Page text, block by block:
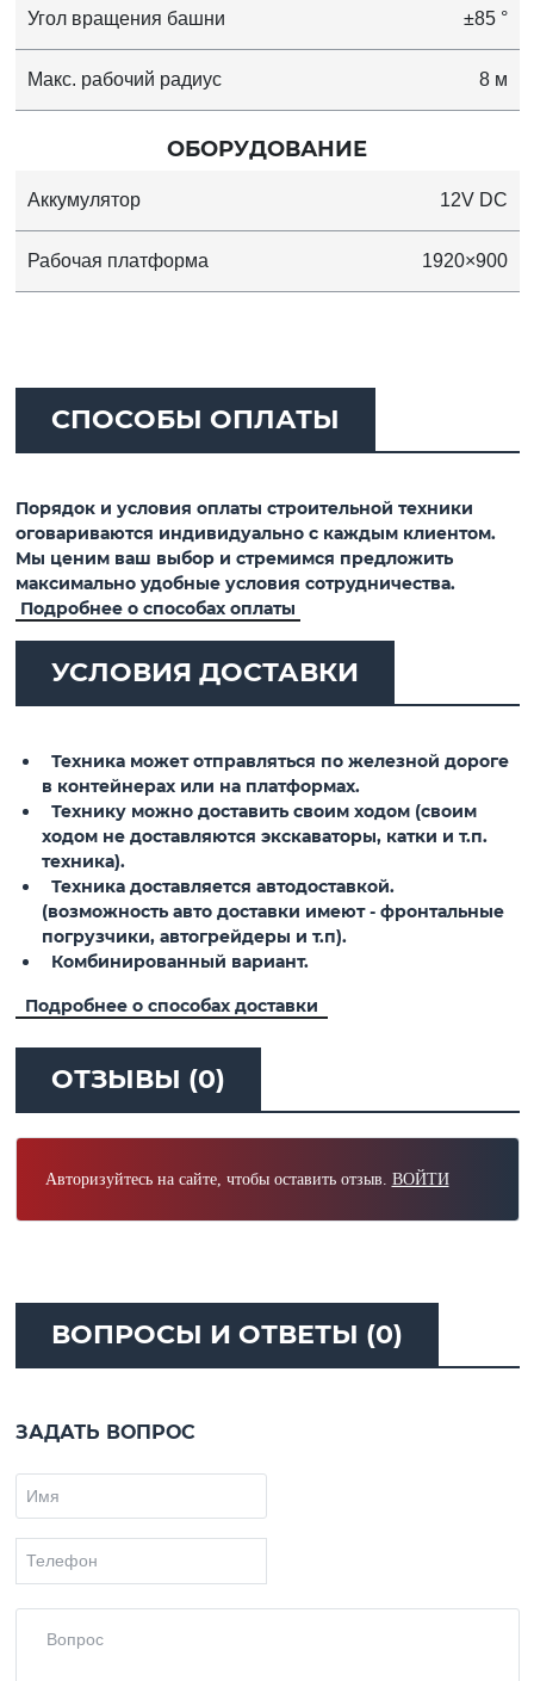
Угол вращения башни ±85 °
Макс. рабочий радиус 8 м
ОБОРУДОВАНИЕ
Аккумулятор 12V DC
Рабочая платформа 1920×900
СПОСОБЫ ОПЛАТЫ
Порядок и условия оплаты строительной техники
оговариваются индивидуально с каждым клиентом.
Мы ценим ваш выбор и стремимся предложить
максимально удобные условия сотрудничества.
Подробнее о способах оплаты
УСЛОВИЯ ДОСТАВКИ
Техника может отправляться по железной дороге
в контейнерах или на платформах.
Технику можно доставить своим ходом (своим
ходом не доставляются экскаваторы, катки и т.п.
техника).
Техника доставляется автодоставкой.
(возможность авто доставки имеют - фронтальные
погрузчики, автогрейдеры и т.п).
Комбинированный вариант.
Подробнее о способах доставки
ОТЗЫВЫ (0)
Авторизуйтесь на сайте, чтобы оставить отзыв. ВОЙТИ
ВОПРОСЫ И ОТВЕТЫ (0)
ЗАДАТЬ ВОПРОС